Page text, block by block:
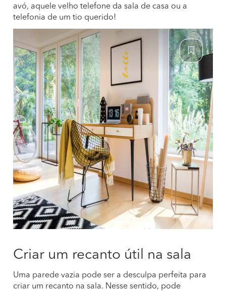
avó, aquele velho telefone da sala de casa ou a
telefonia de um tio querido!
Criar um recanto útil na sala
Uma parede vazia pode ser a desculpa perfeita para
criar um recanto na sala. Nesse sentido, pode